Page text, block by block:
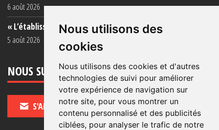
Nous utilisons des
cookies
Nous utilisons des cookies et d'autres
technologies de suivi pour améliorer
votre expérience de navigation sur
notre site, pour vous montrer un
contenu personnalisé et des publicités
ciblées, pour analyser le trafic de notre
6 août 2026
« L’établissement est une porcherie totale »
5 août 2026
NOUS SUIVRE
S'ABONNER